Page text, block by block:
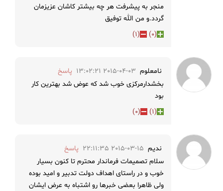
منجر به پیشرفت هر چه بیشتر کاشان عزیزمان
گردد.و من الله توفیق
(
0
)
(
1
)
نامعلوم 2015-04-03 13:02:21
پاسخ
بخشدارمرکزی خوب شد که عوض شد بهترین کار
بود
(
1
)
(
0
)
ندیم 2015-03-15 22:11:35
پاسخ
سلام تصمیمات فرماندار محترم تا کنون بسیار
خوب و در راستای اهداف دولت تدبیر و امید بوده
ولی ظاهرا بعضی خبرها رو اشتباه به عرض ایشان